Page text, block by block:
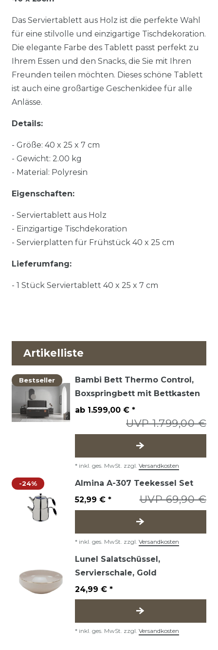
Das Serviertablett aus Holz ist die perfekte Wahl
für eine stilvolle und einzigartige Tischdekoration.
Die elegante Farbe des Tablett passt perfekt zu
Ihrem Essen und den Snacks, die Sie mit Ihren
Freunden teilen möchten. Dieses schöne Tablett
ist auch eine großartige Geschenkidee für alle
Anlässe.
Details:
- Größe: 40 x 25 x 7 cm
- Gewicht: 2.00 kg
- Material: Polyresin
Eigenschaften:
- Serviertablett aus Holz
- Einzigartige Tischdekoration
- Servierplatten für Frühstück 40 x 25 cm
Lieferumfang:
- 1 Stück Serviertablett 40 x 25 x 7 cm
Artikelliste
Bestseller
Bambi Bett Thermo Control,
Boxspringbett mit Bettkasten
UVP 1.799,00 €
ab 1.599,00 € *
* inkl. ges. MwSt. zzgl. Versandkosten
-24% Almina A-307 Teekessel Set
UVP 69,90 €
52,99 € *
* inkl. ges. MwSt. zzgl. Versandkosten
Lunel Salatschüssel,
Servierschale, Gold
24,99 € *
* inkl. ges. MwSt. zzgl. Versandkosten